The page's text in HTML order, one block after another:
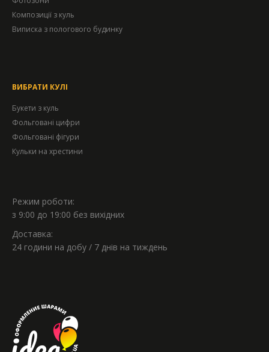
Композиції з куль
Виписка з пологового будинку
ВИБРАТИ КУЛІ
Букети з куль
Фольговані цифри
Фольговані фігури
Кульки на хрестини
Режим роботи:
з 9:00 до 19:00 без вихідних
Доставка:
24 години на добу / 7 днів на тиждень